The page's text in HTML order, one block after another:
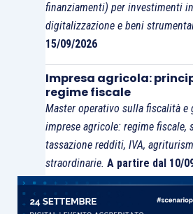
finanziamenti) per investimenti
digitalizzazione e beni
15/09/2026
Impresa agricola:
regime fiscale
Master operativo sulla fiscalità e
imprese agricole: regime fiscale,
tassazione redditi, IVA,
straordinarie. A partire dal 10/